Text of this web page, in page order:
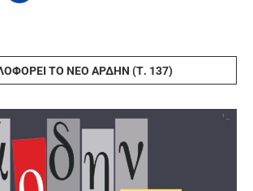
ΤΟ ΝΈΟ ΆΡΔΗΝ (Τ. 137)